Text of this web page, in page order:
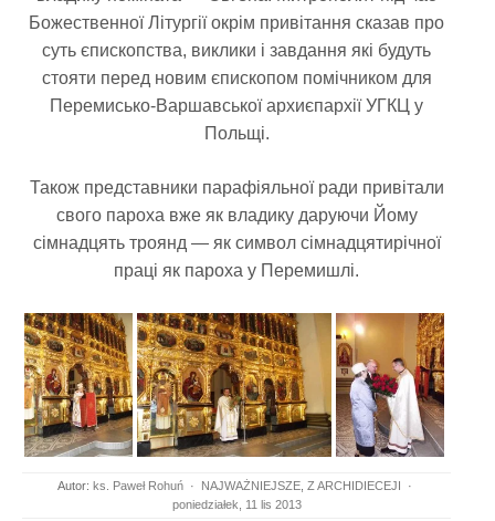
Божественної Літургії окрім привітання сказав про
суть єпископства, виклики і завдання які будуть
стояти перед новим єпископом помічником для
Перемисько-Варшавської архиєпархії УГКЦ у
Польщі.
Також представники парафіяльної ради привітали
свого пароха вже як владику даруючи Йому
сімнадцять троянд — як символ сімнадцятирічної
праці як пароха у Перемишлі.
Autor: ks. Paweł Rohuń · NAJWAŻNIEJSZE Z ARCHIDIECEJI
·
poniedziałek, 11 lis 2013